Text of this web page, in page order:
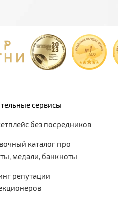
сервисы
без посредников
каталог про
медали, банкноты
репутации